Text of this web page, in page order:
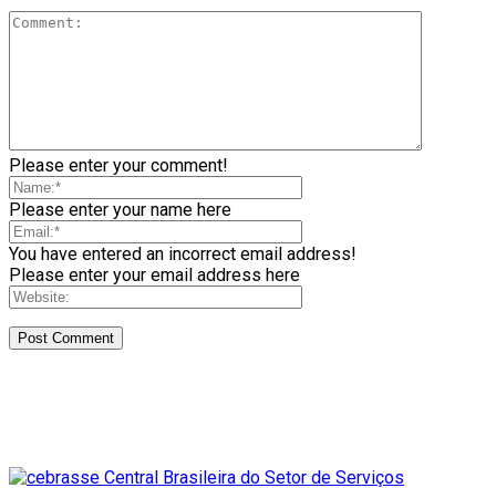
Please enter your comment!
Please enter your name here
You have entered an incorrect email address!
Please enter your email address here